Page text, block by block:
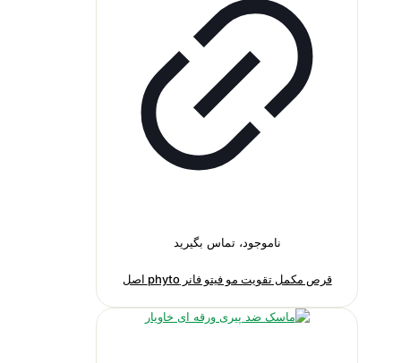
ناموجود، تماس بگیرید
قرص مکمل تقویت مو فیتو فانر phyto اصل